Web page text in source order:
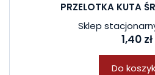
PRZELOTKA KUTA
Sklep
1,40 zł
Do